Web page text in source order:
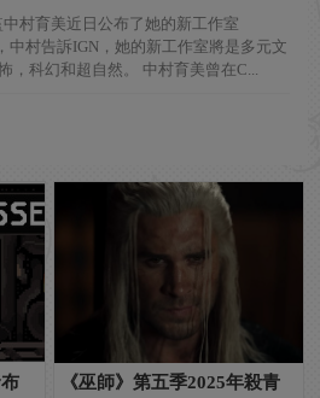
中村育美近日公布了她的新工作室
中村告訴IGN，她的新工作室將是多元文
，科幻和超自然。 中村育美曾在C...
《巫師》第五季2025年殺青